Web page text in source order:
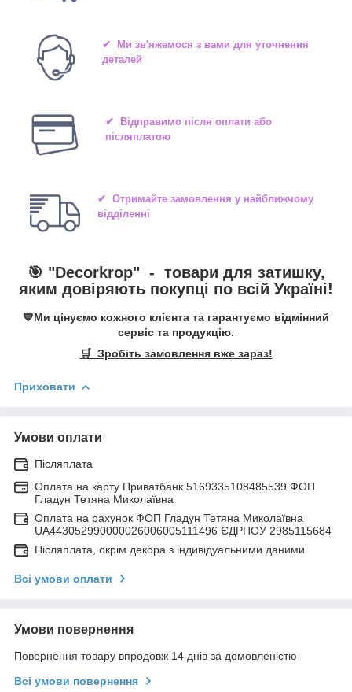
✔ Ми зв'яжемося з вами для уточнення
деталей
✔ Відправимо після оплати або
післяплатою
✔ Отримайте замовлення у найближчому
відділенні
🎯 "Decorkrop" - товари для затишку,
яким довіряють покупці по всій Україні!
💙Ми цінуємо кожного клієнта та гарантуємо відмінний
сервіс та продукцію.
🛒 Зробіть замовлення вже зараз!
Приховати
Умови оплати
Післяплата
Оплата на карту Приватбанк 5169335108485539 ФОП
Гладун Тетяна Миколаївна
Оплата на рахунок ФОП Гладун Тетяна Миколаївна
UA443052990000026006005111496 ЄДРПОУ 2985115684
Післяплата, окрім декора з індивідуальними даними
Всі умови оплати
Умови повернення
Повернення товару впродовж 14 днів за домовленістю
Всі умови повернення